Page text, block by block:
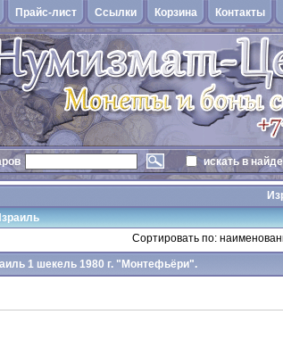
Прайс-лист Cсылки Корзина Контакты
искать в
Сортировать по:
1 шекель 1980 г. "Монтефьёри".